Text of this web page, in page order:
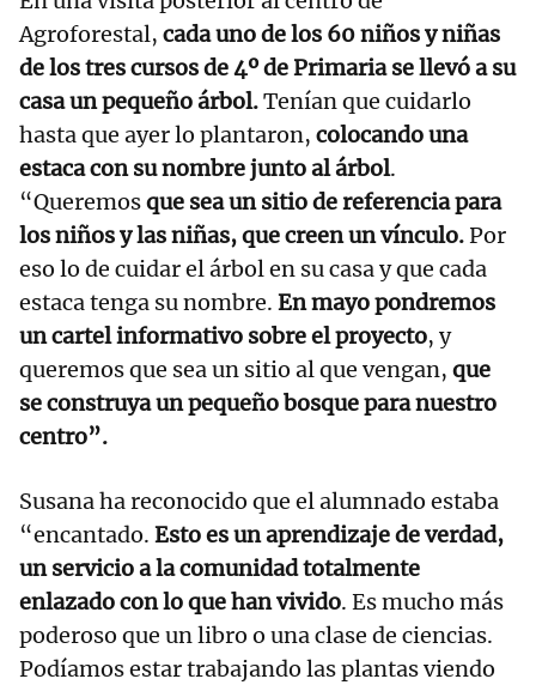
Agroforestal, cada uno de los 60 niños y niñas
de los tres cursos de 4º de Primaria se llevó a su
casa un pequeño árbol.Tenían que cuidarlo
hasta que ayer lo plantaron, colocando una
estaca con su nombre junto al árbol.
“Queremosque sea un sitio de referencia para
los niños y las niñas, que creen un vínculo.Por
eso lo de cuidar el árbol en su casa y que cada
estaca tenga su nombre. En mayo pondremos
un cartel informativo sobre el proyecto, y
queremos que sea un sitio al que vengan, que
se construya un pequeño bosque para nuestro
centro”.
Susana ha reconocido que el alumnado estaba
“encantado. Esto es un aprendizaje de verdad,
un servicio a la comunidad totalmente
enlazado con lo que han vivido. Es mucho más
poderoso que un libro o una clase de ciencias.
Podíamos estar trabajando las plantas viendo